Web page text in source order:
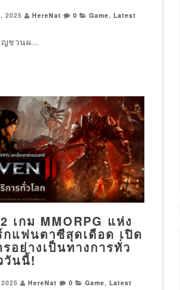
2025 HereNat 0 Game, Latest
ญชวนผ...
เกม MMORPG แห่ง
กแฟนตาซีสุดเดือด เปิด
อย่างเป็นทางการทั่ว
วันนี้!
HereNat 0 Game, Latest